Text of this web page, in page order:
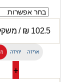
יחידה אריזה
+